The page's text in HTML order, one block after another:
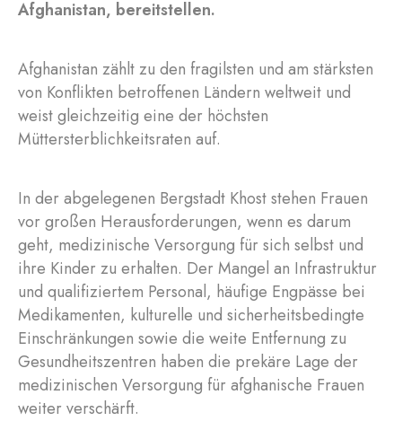
Afghanistan, bereitstellen.
Afghanistan zählt zu den fragilsten und am stärksten
von Konflikten betroffenen Ländern weltweit und
weist gleichzeitig eine der höchsten
Müttersterblichkeitsraten auf.
In der abgelegenen Bergstadt Khost stehen Frauen
vor großen Herausforderungen, wenn es darum
geht, medizinische Versorgung für sich selbst und
ihre Kinder zu erhalten. Der Mangel an Infrastruktur
und qualifiziertem Personal, häufige Engpässe bei
Medikamenten, kulturelle und sicherheitsbedingte
Einschränkungen sowie die weite Entfernung zu
Gesundheitszentren haben die prekäre Lage der
medizinischen Versorgung für afghanische Frauen
weiter verschärft.